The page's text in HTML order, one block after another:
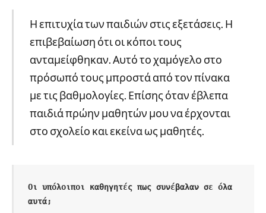
Η επιτυχία των παιδιών στις εξετάσεις. Η
επιβεβαίωση ότι οι κόποι τους
ανταμείφθηκαν. Αυτό το χαμόγελο στο
πρόσωπό τους μπροστά από τον πίνακα
με τις βαθμολογίες. Επίσης όταν έβλεπα
παιδιά πρώην μαθητών μου να έρχονται
στο σχολείο και εκείνα ως μαθητές.
Οι υπόλοιποι καθηγητές πως συνέβαλαν σε όλα
αυτά;